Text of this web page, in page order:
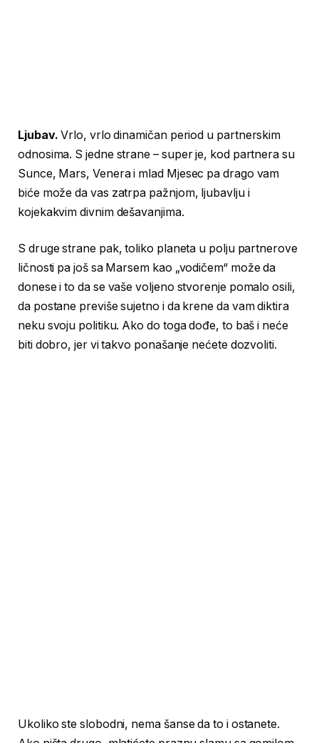
Ljubav. Vrlo, vrlo dinamičan period u partnerskim
odnosima. S jedne strane – super je, kod partnera su
Sunce, Mars, Venera i mlad Mjesec pa drago vam
biće može da vas zatrpa pažnjom, ljubavlju i
kojekakvim divnim dešavanjima.
S druge strane pak, toliko planeta u polju partnerove
ličnosti pa još sa Marsem kao „vodičem“ može da
donese i to da se vaše voljeno stvorenje pomalo osili,
da postane previše sujetno i da krene da vam diktira
neku svoju politiku. Ako do toga dođe, to baš i neće
biti dobro, jer vi takvo ponašanje nećete dozvoliti.
Ukoliko ste slobodni, nema šanse da to i ostanete.